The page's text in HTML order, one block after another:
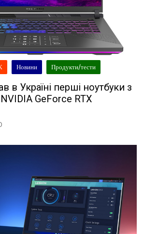
Новини Продукти/тести
в Україні перші ноутбуки з
GeForce RTX